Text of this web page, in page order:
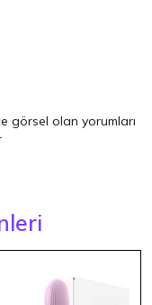
görsel olan yorumları